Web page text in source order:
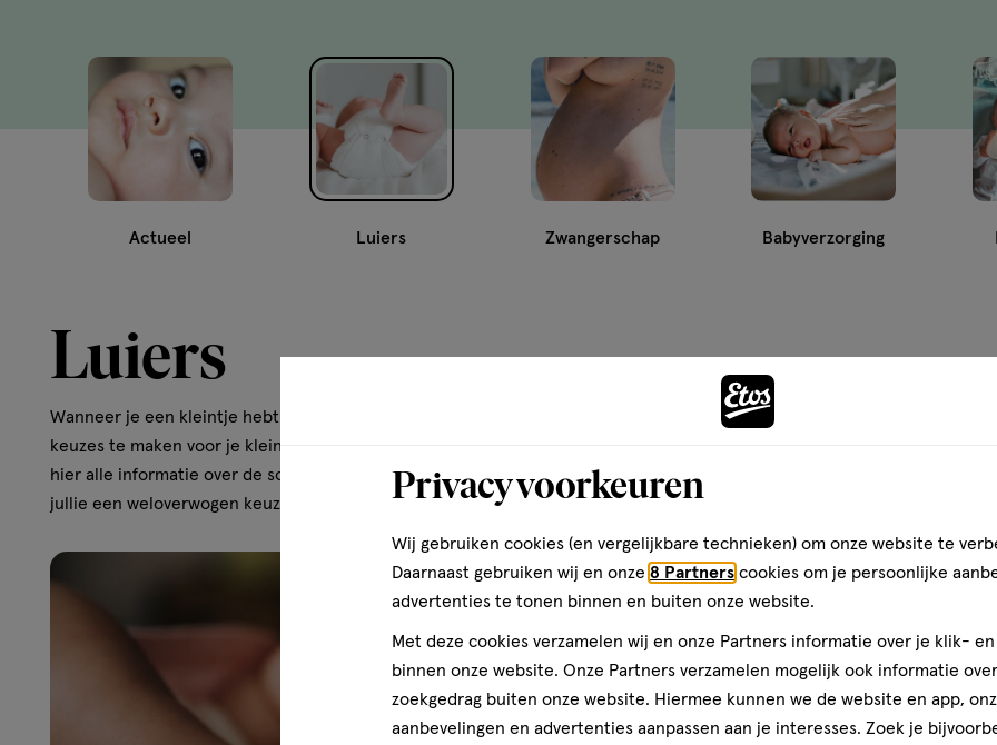
Actueel Luiers Zwangerschap Babyverzorging
Luiers
Wanneer je een kleintje hebt kun je er niet omheen: luiers. Gelukkig zijn er ook op dit gebied weer genoeg
keuzes te maken voor je kleintje. Voor welke luiers gaan jullie? Wij helpen je graag een handje bij Etos. Vind
hier alle informatie over de soorten luiers die er zijn, zoals hydrofiele, flanellen en wegwerpluiers. Zo kunnen
jullie een weloverwogen keuze maken.
Privacy voorkeuren
Wij gebruiken cookies (en vergelijkbare technieken) om onze website te
Daarnaast gebruiken wij en onze 8 Partners cookies om je persoonlijke
advertenties te tonen binnen en buiten onze website.
Met deze cookies verzamelen wij en onze Partners informatie over je klik-
binnen onze website. Onze Partners verzamelen mogelijk ook informatie
zoekgedrag buiten onze website. Hiermee kunnen we de website en app,
aanbevelingen en advertenties aanpassen aan je interesses. Zoek je